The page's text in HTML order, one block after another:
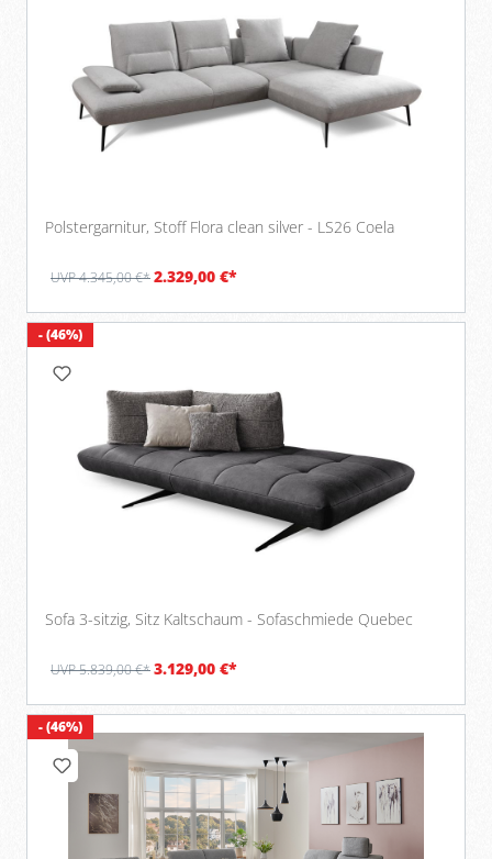
Polstergarnitur, Stoff Flora clean silver - LS26 Coela
UVP 4.345,00 €*2.329,00 €*
- (46%)
Sofa 3-sitzig, Sitz Kaltschaum - Sofaschmiede Quebec
UVP 5.839,00 €*3.129,00 €*
- (46%)